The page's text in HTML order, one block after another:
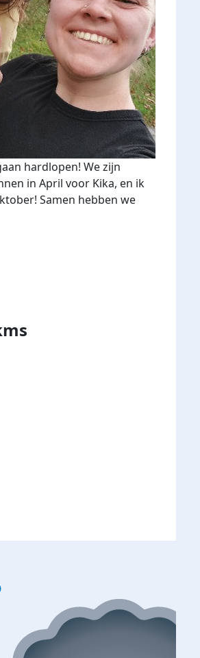
hardlopen! We zijn
in April voor Kika, en ik
Samen hebben we